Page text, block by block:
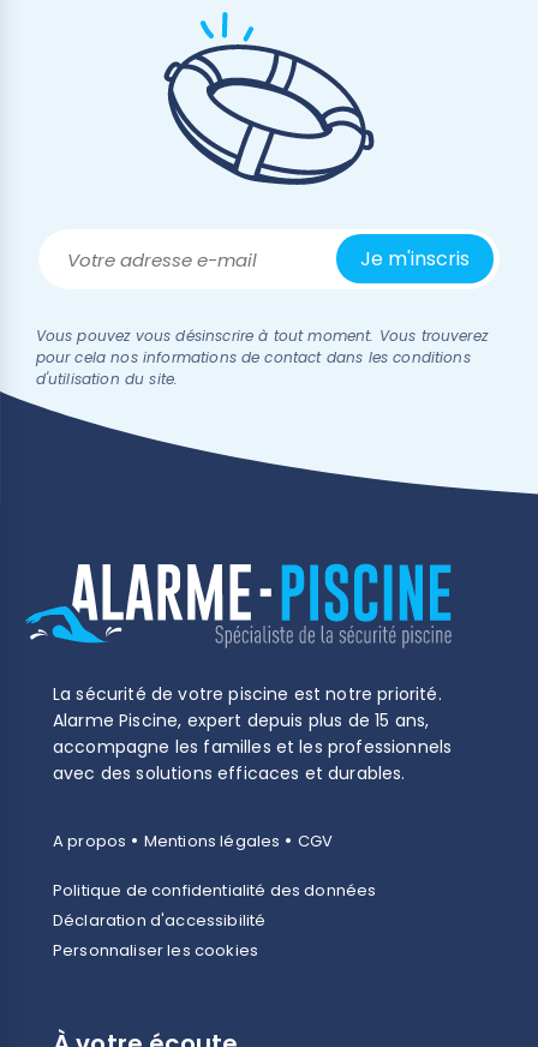
Vous pouvez vous désinscrire à tout moment. Vous trouverez
pour cela nos informations de contact dans les conditions
d'utilisation du site.
La sécurité de votre piscine est notre priorité.
Alarme Piscine, expert depuis plus de 15 ans,
accompagne les familles et les professionnels
avec des solutions efficaces et durables.
A propos • Mentions légales • CGV
Politique de confidentialité des données
Déclaration d'accessibilité
Personnaliser les cookies